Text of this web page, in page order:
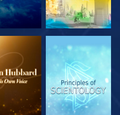
SÉRIES
DÉCOUVRIR
LES SÉRIES